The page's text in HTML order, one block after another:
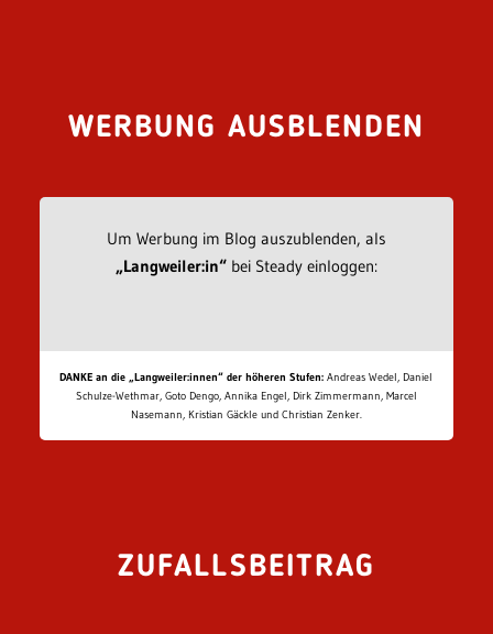
WERBUNG AUSBLENDEN
Um Werbung im Blog auszublenden, als
„Langweiler:in“bei Steady einloggen:
DANKE an die „Langweiler:innen“ der höheren Stufen: Andreas Wedel, Daniel
Schulze-Wethmar, Goto Dengo, Annika Engel, Dirk Zimmermann, Marcel
Nasemann, Kristian Gäckle und Christian Zenker.
ZUFALLSBEITRAG